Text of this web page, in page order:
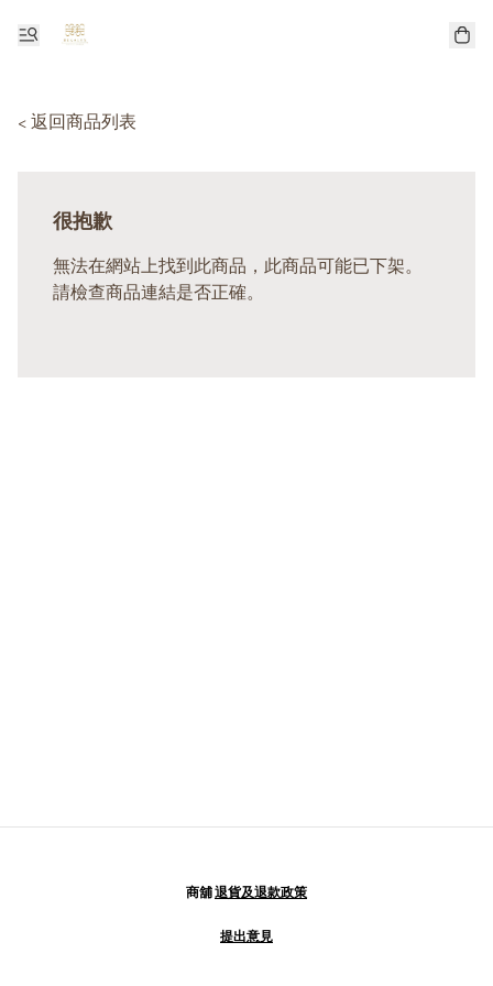
< 返回商品列表
很抱歉
無法在網站上找到此商品，此商品可能已下架。
請檢查商品連結是否正確。
商舖退貨及退款政策
提出意見